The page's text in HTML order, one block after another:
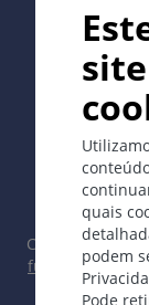
Fatores
com
Os sintomas
Geralmente
nódulos
ulceráveis.
Localização
Cabeça,
quais
podem
Pode
In
Copyright ©
fundador